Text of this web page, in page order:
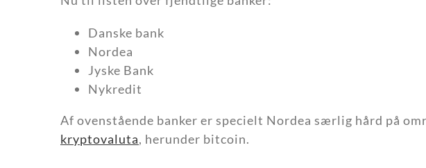
Danske bank
Nordea
Jyske Bank
Nykredit
Af ovenstående banker er specielt Nordea særlig hård på
kryptovaluta, herunder bitcoin.